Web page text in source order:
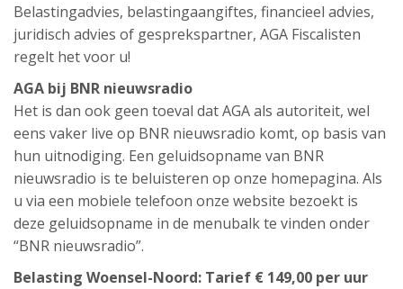
Belastingadvies, belastingaangiftes, financieel advies,
juridisch advies of gesprekspartner, AGA Fiscalisten
regelt het voor u!
AGA bij BNR nieuwsradio
Het is dan ook geen toeval dat AGA als autoriteit, wel
eens vaker live op BNR nieuwsradio komt, op basis van
hun uitnodiging. Een geluidsopname van BNR
nieuwsradio is te beluisteren op onze homepagina. Als
u via een mobiele telefoon onze website bezoekt is
deze geluidsopname in de menubalk te vinden onder
“BNR nieuwsradio”.
Belasting Woensel-Noord: Tarief € 149,00 per uur